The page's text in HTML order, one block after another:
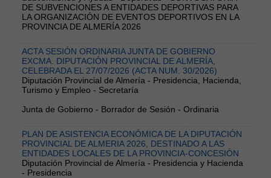
DE SUBVENCIONES A ENTIDADES DEPORTIVAS PARA
LA ORGANIZACIÓN DE EVENTOS DEPORTIVOS EN LA
PROVINCIA DE ALMERÍA 2026
ACTA SESIÓN ORDINARIA JUNTA DE GOBIERNO
EXCMA. DIPUTACIÓN PROVINCIAL DE ALMERÍA,
CELEBRADA EL 27/07/2026 (ACTA NUM. 30/2026)
Diputación Provincial de Almería - Presidencia, Hacienda,
Turismo y Empleo - Secretaría
Junta de Gobierno - Borrador de Sesión - Ordinaria
PLAN DE ASISTENCIA ECONÓMICA DE LA DIPUTACIÓN
PROVINCIAL DE ALMERIA 2026, DESTINADO A LAS
ENTIDADES LOCALES DE LA PROVINCIA-CONCESIÓN
Diputación Provincial de Almería - Presidencia y Hacienda
- Presidencia